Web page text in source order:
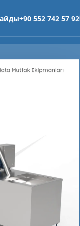
+90 552 742 57 92